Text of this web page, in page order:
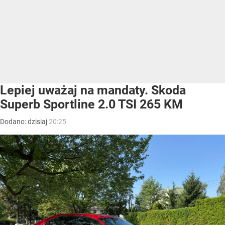
Lepiej uważaj na mandaty. Skoda
Superb Sportline 2.0 TSI 265 KM
Dodano:dzisiaj 20:25